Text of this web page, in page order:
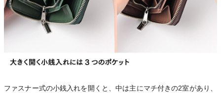
ファスナー式の小銭入れを開くと、中は主にマチ付きの2室があり、